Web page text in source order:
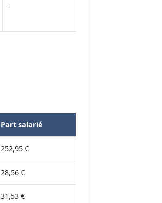
-
Part salarié
252,95 €
28,56 €
31,53 €